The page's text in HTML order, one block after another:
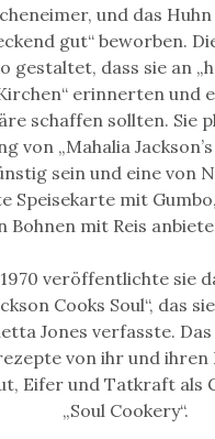
und das
gut“ beworben.
gestaltet, dass sie an
erinnerten und
schaffen sollten. Sie
von „Mahalia
sein und eine von
Speisekarte mit
Bohnen mit Reis
veröffentlichte sie
Cooks Soul“, das
Jones verfasste.
von ihr und ihren
Eifer und Tatkraft als
„Soul Cookery“.